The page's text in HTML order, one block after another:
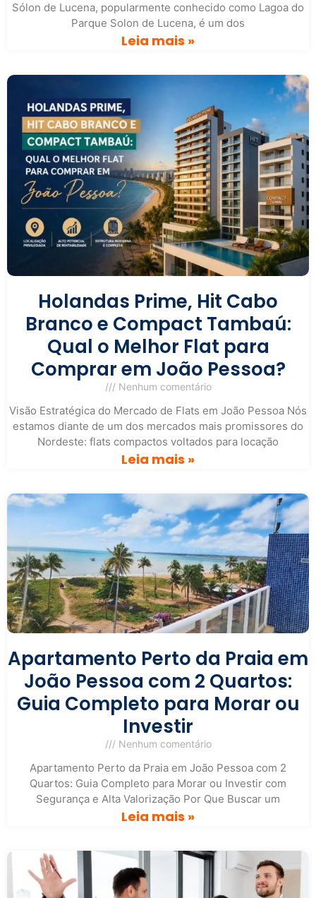
Sólon de Lucena, popularmente conhecido como Lagoa do
Parque Solon de Lucena, é um dos
Leia mais »
Holandas Prime, Hit Cabo
Branco e Compact Tambaú:
Qual o Melhor Flat para
Comprar em João Pessoa?
Nenhum comentário
Visão Estratégica do Mercado de Flats em João Pessoa Nós
estamos diante de um dos mercados mais promissores do
Nordeste: flats compactos voltados para locação
Leia mais »
Apartamento Perto da Praia em
João Pessoa com 2 Quartos:
Guia Completo para Morar ou
Investir
Nenhum comentário
Apartamento Perto da Praia em João Pessoa com 2
Quartos: Guia Completo para Morar ou Investir com
Segurança e Alta Valorização Por Que Buscar um
Leia mais »